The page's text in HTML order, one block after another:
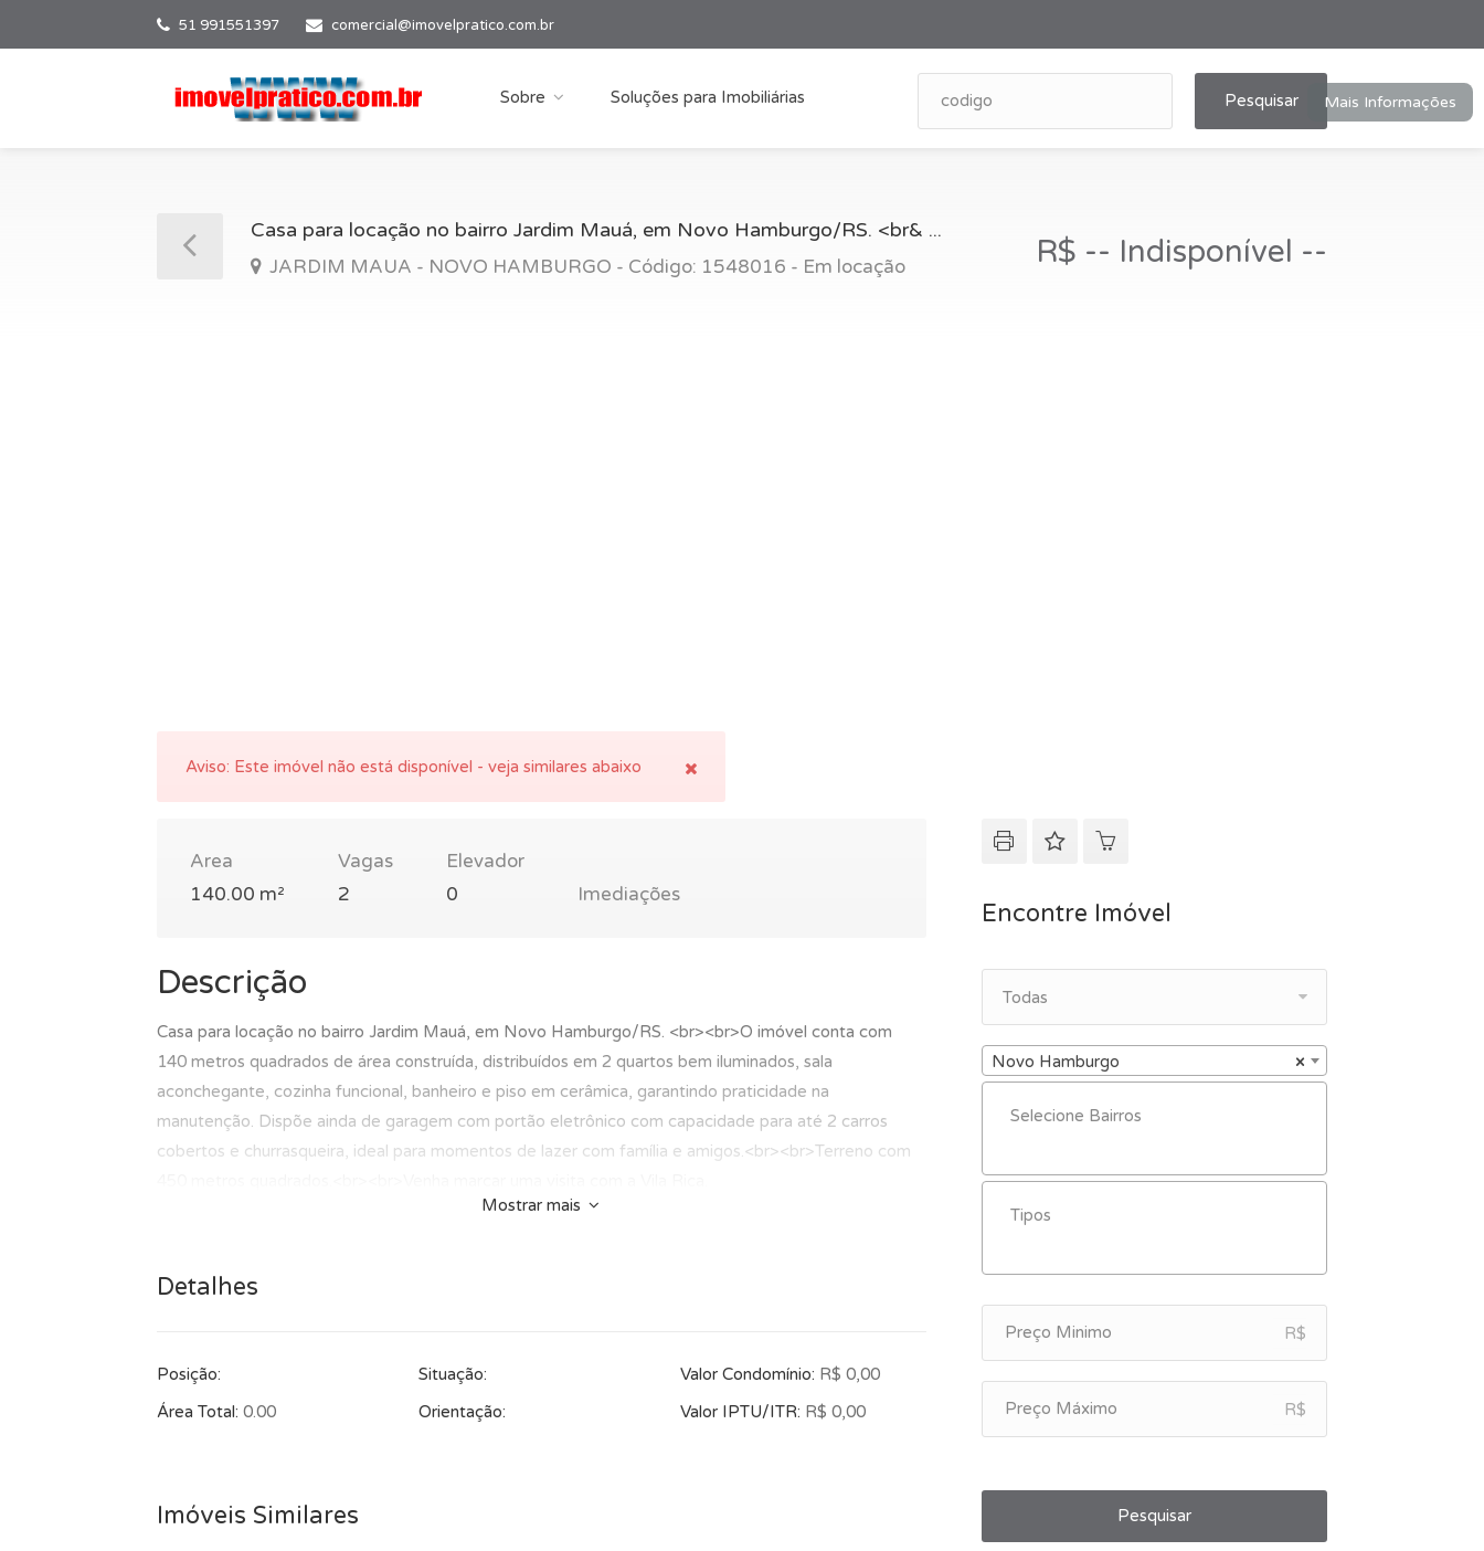
51 991551397 comercial@imovelpratico.com.br
Sobre Soluções para Imobiliárias Pesquisar
Casa para locação no bairro Jardim Mauá, em Novo Hamburgo/RS. <br& ...
JARDIM MAUA - NOVO HAMBURGO - Código: 1548016 - Em locação R$ -- Indisponível --
Aviso: Este imóvel não está disponível - veja similares abaixo
Area
140.00 m²
Vagas
2
Elevador
0
Imediações
Descrição
Casa para locação no bairro Jardim Mauá, em Novo Hamburgo/RS. <br><br>O imóvel conta com
140 metros quadrados de área construída, distribuídos em 2 quartos bem iluminados, sala
aconchegante, cozinha funcional, banheiro e piso em cerâmica, garantindo praticidade na
manutenção. Dispõe ainda de garagem com portão eletrônico com capacidade para até 2 carros
cobertos e churrasqueira, ideal para momentos de lazer com família e amigos.<br><br>Terreno com
Mostrar mais
Detalhes
Posição:
Área Total: 0.00
Situação:
Orientação:
Valor Condomínio: R$ 0,00
Valor IPTU/ITR: R$ 0,00
Imóveis Similares
Encontre Imóvel
Todas
×
Novo Hamburgo
R$
R$
Pesquisar
Mais Informações